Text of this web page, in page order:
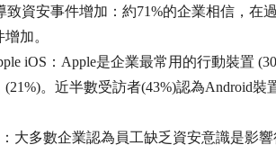
資安事件增加：約71%的企業相信，在
加。
iOS：Apple是企業最常用的行動裝置
。近半數受訪者(43%)認為Android
大多數企業認為員工缺乏資安意識是影